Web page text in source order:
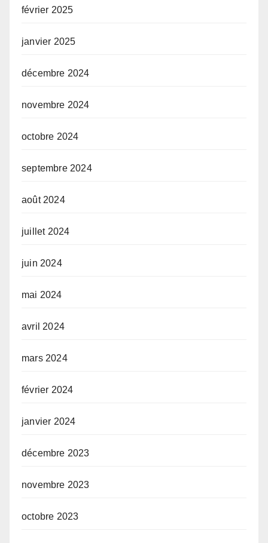
février 2025
janvier 2025
décembre 2024
novembre 2024
octobre 2024
septembre 2024
août 2024
juillet 2024
juin 2024
mai 2024
avril 2024
mars 2024
février 2024
janvier 2024
décembre 2023
novembre 2023
octobre 2023